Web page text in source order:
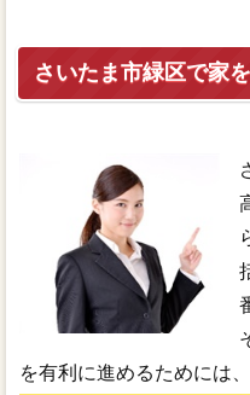
さいたま市緑区で家
を有利に進めるためには、